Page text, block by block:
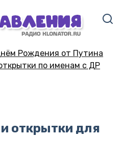
Рождения от Путина
по именам с ДР
открытки для